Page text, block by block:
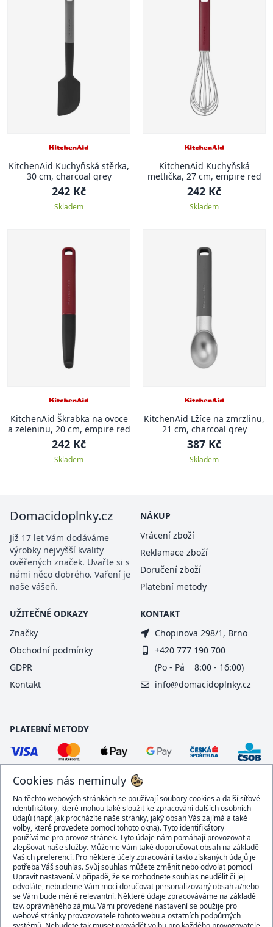
KitchenAid Kuchyňská stěrka,
30 cm, charcoal grey
242 Kč
Skladem
KitchenAid Kuchyňská
metlička, 27 cm, empire red
242 Kč
Skladem
KitchenAid Škrabka na ovoce
a zeleninu, 20 cm, empire red
242 Kč
Skladem
KitchenAid Lžíce na zmrzlinu,
21 cm, charcoal grey
387 Kč
Skladem
Cookies nás neminuly
Na těchto webových stránkách se používají soubory cookies a další síťové
identifikátory, které mohou také sloužit ke zpracování dalších osobních
údajů (např. jak procházíte naše stránky, jaký obsah Vás zajímá a také
volby, které provedete pomocí tohoto okna). Tyto identifikátory
používáme pro provoz stránek. Tyto údaje nám pomáhají provozovat a
zlepšovat naše služby. Můžeme Vám také doporučovat obsah na základě
Vašich preferencí. Pro některé účely zpracování takto získaných údajů je
potřeba Váš souhlas. Svůj souhlas můžete změnit nebo odvolat pomocí
Upravit nastavení. V případě, že se rozhodnete souhlas neudělit či jej
odvoláte, nebudeme Vám moci doručovat personalizovaný obsah a/nebo
se Vám bude méně relevantní. Některé údaje zpracováváme na základě
tzv. oprávněného zájmu. Vámi provedené nastavení se použije pro
webové stránky provozovatele tohoto webu a ostatních podpůrných
Domacidoplnky.cz
Již 17 let Vám dodáváme
výrobky nejvyšší kvality
ověřených značek. Uvařte si s
námi něco dobrého. Vaření je
naše vášeň.
NÁKUP
Vrácení zboží
Reklamace zboží
Doručení zboží
Platební metody
UŽITEČNÉ ODKAZY
Značky
Obchodní podmínky
GDPR
Kontakt
KONTAKT
Chopinova 298/1, Brno
+420 777 190 700
(Po - Pá 8:00 - 16:00)
info@domacidoplnky.cz
PLATEBNÍ METODY
DOPRAVCI
BEZPEČNÝ OBCHOD